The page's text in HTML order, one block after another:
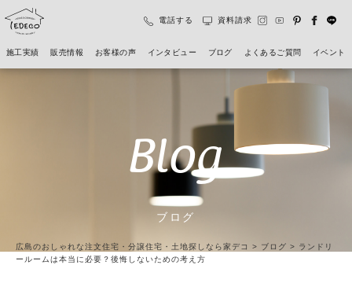
施工実績 販売情報 お客様の声 インタビュー ブログ よくあるご質問 イベント
電話する 資料請求
Blog
ブログ
広島のおしゃれな注文住宅・分譲住宅・土地探しなら家デコ > ブログ > ランドリ
ールームは本当に必要？後悔しないための考え方